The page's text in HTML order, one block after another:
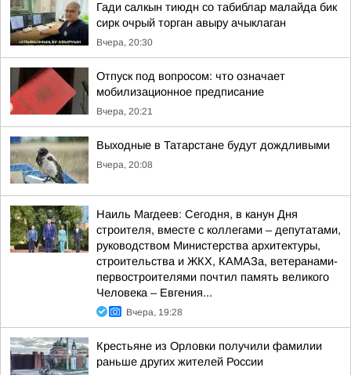
Гади салкын тиюдн со табиблар малайда бик
сирк очрый торган авыру ачыклаган
Вчера, 20:30
Отпуск под вопросом: что означает
мобилизационное предписание
Вчера, 20:21
Выходные в Татарстане будут дождливыми
Вчера, 20:08
Наиль Магдеев: Сегодня, в канун Дня
строителя, вместе с коллегами – депутатами,
руководством Министерства архитектуры,
строительства и ЖКХ, КАМАЗа, ветеранами-
первостроителями почтил память великого
Человека – Евгения...
Вчера, 19:28
Крестьяне из Орловки получили фамилии
раньше других жителей России